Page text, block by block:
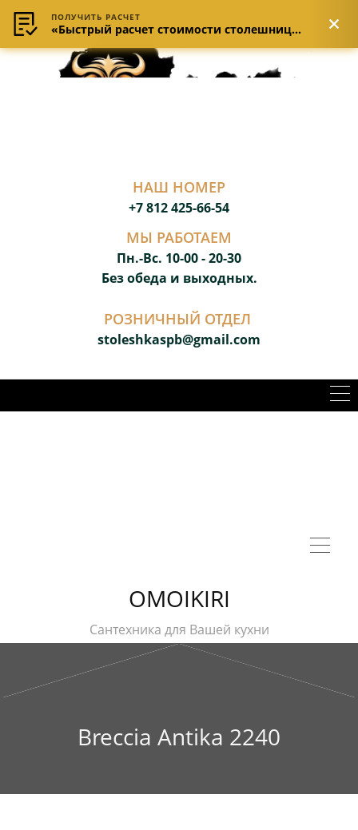
НАШ НОМЕР
+7 812 425-66-54
МЫ РАБОТАЕМ
Пн.-Вс. 10-00 - 20-30
Без обеда и выходных.
РОЗНИЧНЫЙ ОТДЕЛ
stoleshkaspb@gmail.com
OMOIKIRI
Сантехника для Вашей кухни
Breccia Antika 2240
ПОЛУЧИТЬ РАСЧЕТ
«Быстрый расчет стоимости столешницы»